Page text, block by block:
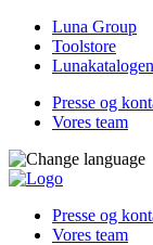
Luna Group
Toolstore
Lunakatalogen
Presse og
Vores team
Presse og
Vores team